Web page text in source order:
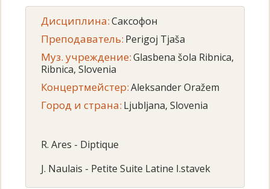
Дисциплина:Саксофон
Преподаватель: Perigoj Tjaša
Муз. учреждение:Glasbena šola Ribnica,
Ribnica, Slovenia
Концертмейстер:Aleksander Oražem
Город и страна: Ljubljana, Slovenia
R. Ares - Diptique
J. Naulais - Petite Suite Latine I.stavek